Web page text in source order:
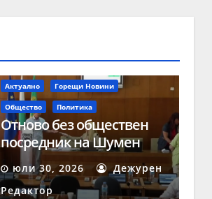
Актуално Горещи Новини
Общество Политика
Отново без обществен
посредник на Шумен
след осмата поред
процедура
юли 30, 2026
Дежурен
Редактор